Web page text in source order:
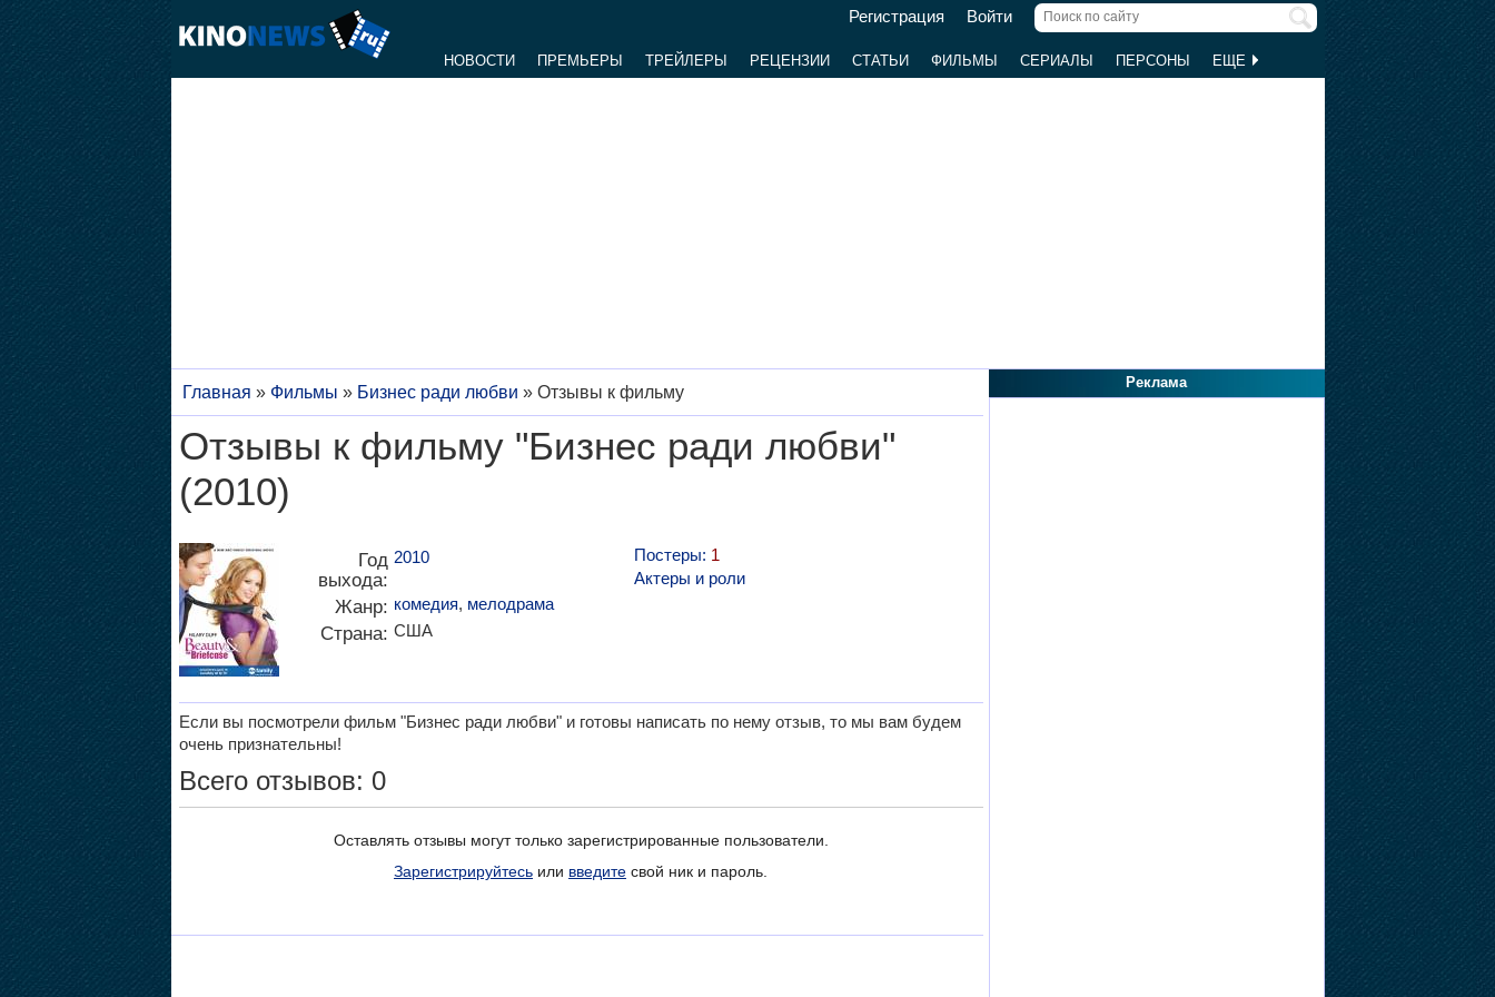
Регистрация Войти
НОВОСТИ ПРЕМЬЕРЫ ТРЕЙЛЕРЫ РЕЦЕНЗИИ СТАТЬИ ФИЛЬМЫ СЕРИАЛЫ ПЕРСОНЫ ЕЩЕ
Главная » Фильмы » Бизнес ради любви » Отзывы к фильму
Отзывы к фильму "Бизнес ради любви"
(2010)
Год
выхода:
2010
Жанр: комедия, мелодрама
Страна: США
Постеры: 1
Актеры и роли
Если вы посмотрели фильм "Бизнес ради любви" и готовы написать по нему отзыв, то мы вам будем
очень признательны!
Всего отзывов: 0
Оставлять отзывы могут только зарегистрированные пользователи.
Зарегистрируйтесь или введите свой ник и пароль.
Реклама